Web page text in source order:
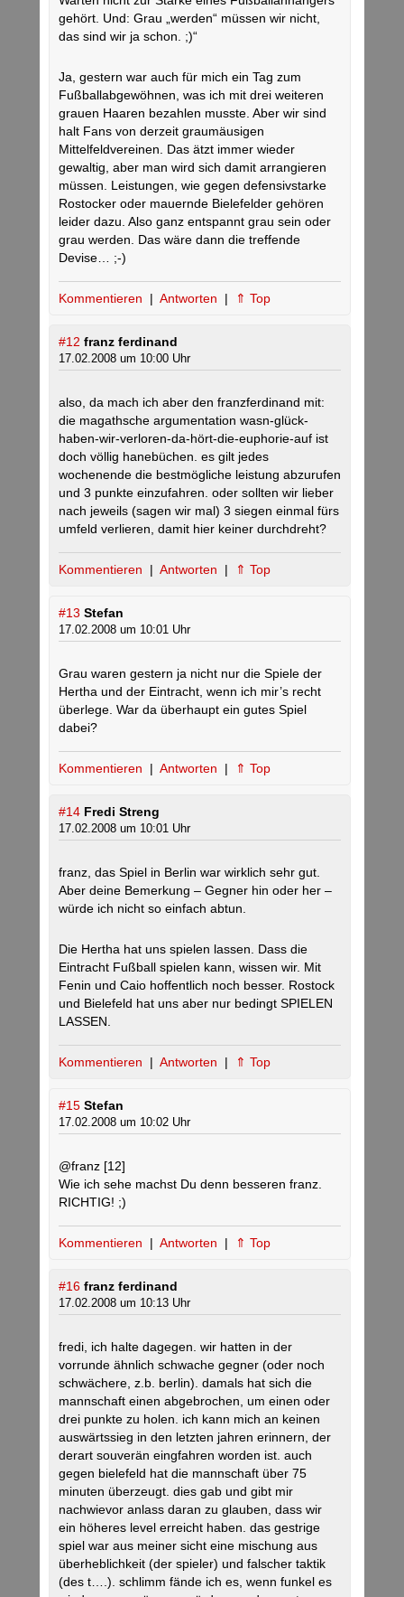
gehört. Und: Grau „werden“ müssen wir nicht,
das sind wir ja schon. ;)“
Ja, gestern war auch für mich ein Tag zum
Fußballabgewöhnen, was ich mit drei weiteren
grauen Haaren bezahlen musste. Aber wir sind
halt Fans von derzeit graumäusigen
Mittelfeldvereinen. Das ätzt immer wieder
gewaltig, aber man wird sich damit arrangieren
müssen. Leistungen, wie gegen defensivstarke
Rostocker oder mauernde Bielefelder gehören
leider dazu. Also ganz entspannt grau sein oder
grau werden. Das wäre dann die treffende
Devise… ;-)
Kommentieren | Antworten | ⇑ Top
#12 franz ferdinand
17.02.2008 um 10:00 Uhr
also, da mach ich aber den franzferdinand mit:
die magathsche argumentation wasn-glück-
haben-wir-verloren-da-hört-die-euphorie-auf ist
doch völlig hanebüchen. es gilt jedes
wochenende die bestmögliche leistung abzurufen
und 3 punkte einzufahren. oder sollten wir lieber
nach jeweils (sagen wir mal) 3 siegen einmal fürs
umfeld verlieren, damit hier keiner durchdreht?
Kommentieren | Antworten | ⇑ Top
#13 Stefan
17.02.2008 um 10:01 Uhr
Grau waren gestern ja nicht nur die Spiele der
Hertha und der Eintracht, wenn ich mir’s recht
überlege. War da überhaupt ein gutes Spiel
dabei?
Kommentieren | Antworten | ⇑ Top
#14 Fredi Streng
17.02.2008 um 10:01 Uhr
franz, das Spiel in Berlin war wirklich sehr gut.
Aber deine Bemerkung – Gegner hin oder her –
würde ich nicht so einfach abtun.
Die Hertha hat uns spielen lassen. Dass die
Eintracht Fußball spielen kann, wissen wir. Mit
Fenin und Caio hoffentlich noch besser. Rostock
und Bielefeld hat uns aber nur bedingt SPIELEN
LASSEN.
Kommentieren | Antworten | ⇑ Top
#15 Stefan
17.02.2008 um 10:02 Uhr
@franz [12]
Wie ich sehe machst Du denn besseren franz.
RICHTIG! ;)
Kommentieren | Antworten | ⇑ Top
#16 franz ferdinand
17.02.2008 um 10:13 Uhr
fredi, ich halte dagegen. wir hatten in der
vorrunde ähnlich schwache gegner (oder noch
schwächere, z.b. berlin). damals hat sich die
mannschaft einen abgebrochen, um einen oder
drei punkte zu holen. ich kann mich an keinen
auswärtssieg in den letzten jahren erinnern, der
derart souverän eingfahren worden ist. auch
gegen bielefeld hat die mannschaft über 75
minuten überzeugt. dies gab und gibt mir
nachwievor anlass daran zu glauben, dass wir
ein höheres level erreicht haben. das gestrige
spiel war aus meiner sicht eine mischung aus
überheblichkeit (der spieler) und falscher taktik
(des t….). schlimm fände ich es, wenn funkel es